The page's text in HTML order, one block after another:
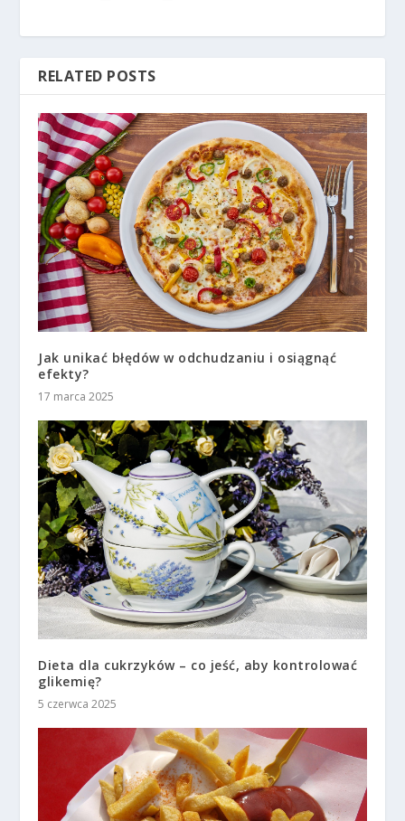
RELATED POSTS
Jak unikać błędów w odchudzaniu i osiągnąć
efekty?
17 marca 2025
Dieta dla cukrzyków – co jeść, aby kontrolować
glikemię?
5 czerwca 2025